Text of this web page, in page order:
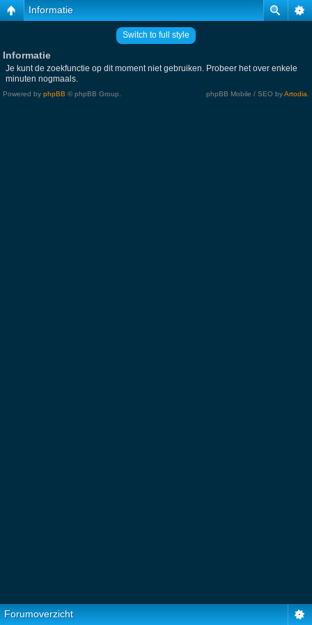
Informatie
Switch to full style
Informatie
Je kunt de zoekfunctie op dit moment niet gebruiken. Probeer het over enkele
minuten nogmaals.
Powered by phpBB © phpBB Group. phpBB Mobile / SEO byArtodia
Forumoverzicht